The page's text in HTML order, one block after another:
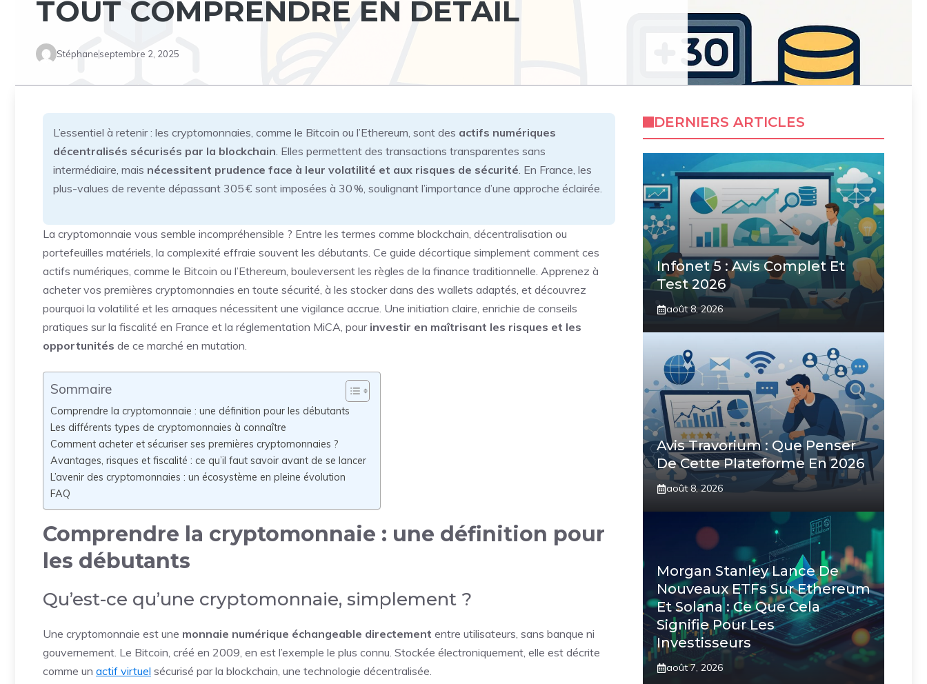
TOUT COMPRENDRE EN DÉTAIL
Stéphaneseptembre 2, 2025
L’essentiel à retenir : les cryptomonnaies, comme le Bitcoin ou l’Ethereum, sont des actifs numériques
décentralisés sécurisés par la blockchain. Elles permettent des transactions transparentes sans
intermédiaire, mais nécessitent prudence face à leur volatilité et aux risques de sécurité. En France, les
plus-values de revente dépassant 305 € sont imposées à 30 %, soulignant l’importance d’une approche éclairée.
La cryptomonnaie vous semble incompréhensible ? Entre les termes comme blockchain, décentralisation ou
portefeuilles matériels, la complexité effraie souvent les débutants. Ce guide décortique simplement comment ces
actifs numériques, comme le Bitcoin ou l’Ethereum, bouleversent les règles de la finance traditionnelle. Apprenez à
acheter vos premières cryptomonnaies en toute sécurité, à les stocker dans des wallets adaptés, et découvrez
pourquoi la volatilité et les arnaques nécessitent une vigilance accrue. Une initiation claire, enrichie de conseils
pratiques sur la fiscalité en France et la réglementation MiCA, pour investir en maîtrisant les risques et les
opportunités de ce marché en mutation.
Sommaire
Comprendre la cryptomonnaie : une définition pour les débutants
Les différents types de cryptomonnaies à connaître
Comment acheter et sécuriser ses premières cryptomonnaies ?
Avantages, risques et fiscalité : ce qu’il faut savoir avant de se lancer
L’avenir des cryptomonnaies : un écosystème en pleine évolution
FAQ
Comprendre la cryptomonnaie : une définition pour
les débutants
Qu’est-ce qu’une cryptomonnaie, simplement ?
Une cryptomonnaie est une monnaie numérique échangeable directement entre utilisateurs, sans banque ni
gouvernement. Le Bitcoin, créé en 2009, en est l’exemple le plus connu. Stockée électroniquement, elle est décrite
comme un actif virtuel sécurisé par la blockchain, une technologie décentralisée.
DERNIERS ARTICLES
Infonet 5 : Avis Complet Et
Test 2026
août 8, 2026
Avis Travorium : Que Penser
De Cette Plateforme En 2026
août 8, 2026
Morgan Stanley Lance De
Nouveaux ETFs Sur Ethereum
Et Solana : Ce Que Cela
Signifie Pour Les
Investisseurs
août 7, 2026